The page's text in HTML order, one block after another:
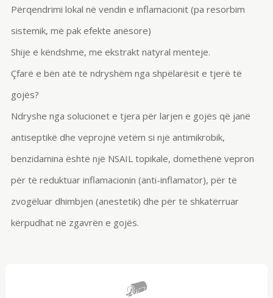
Përqendrimi lokal në vendin e inflamacionit (pa resorbim
sistemik, më pak efekte anësore)
Shije e këndshme, me ekstrakt natyral menteje.
Çfarë e bën atë të ndryshëm nga shpëlarësit e tjerë të
gojës?
Ndryshe nga solucionet e tjera për larjen e gojës që janë
antiseptikë dhe veprojnë vetëm si një antimikrobik,
benzidamina është një NSAIL topikale, domethënë vepron
për të reduktuar inflamacionin (anti-inflamator), për të
zvogëluar dhimbjen (anestetik) dhe për të shkatërruar
kërpudhat në zgavrën e gojës.